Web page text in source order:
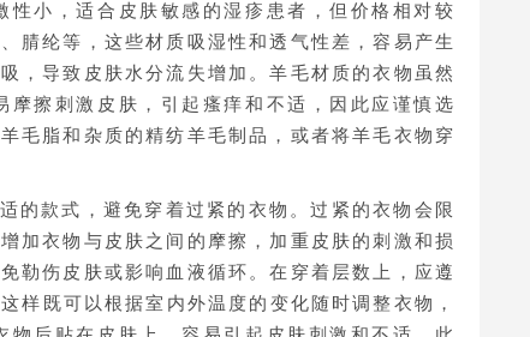
小，适合皮肤敏感的湿疹患者，但价格相对较
腈纶等，这些材质吸湿性和透气性差，容易产生
，导致皮肤水分流失增加。羊毛材质的衣物虽然
擦刺激皮肤，引起瘙痒和不适，因此应谨慎选
毛脂和杂质的精纺羊毛制品，或者将羊毛衣物穿
的款式，避免穿着过紧的衣物。过紧的衣物会限
加衣物与皮肤之间的摩擦，加重皮肤的刺激和损
勒伤皮肤或影响血液循环。在穿着层数上，应遵
样既可以根据室内外温度的变化随时调整衣物，